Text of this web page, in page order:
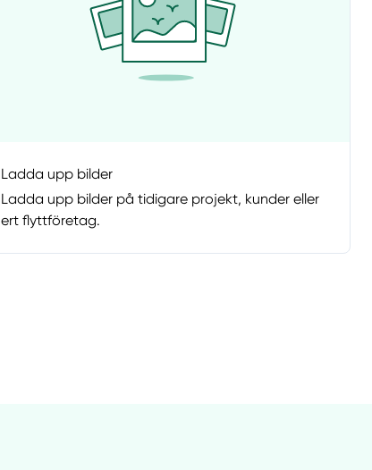
Ladda upp bilder
Ladda upp bilder på tidigare projekt, kunder eller
ert flyttföretag.